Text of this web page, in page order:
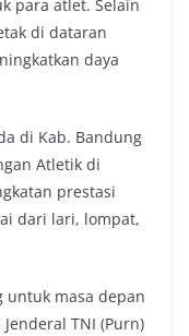
para atlet. Selain
di dataran
daya
di Kab. Bandung
Atletik di
prestasi
dari lari, lompat,
untuk masa depan
TNI (Purn)